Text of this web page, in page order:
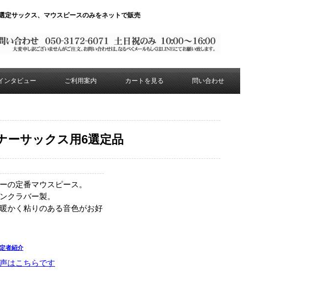
定サックス、マウスピースのみをネットで販売
ンタビュー ご利用案内 カートを見る 問い合わせ
サックス用6選定品
の定番マウスピース。
クラバー製。
かく粘りのある音色がお好
者紹介
はこちらです